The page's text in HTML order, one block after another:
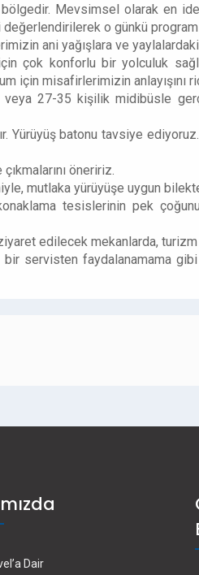
Mevsimsel olarak en
o günkü
ani yağışlara ve
çok konforlu bir yolculuk
için misafirlerimizin anlayışını
veya 27-35 kişilik midibüsle
Yürüyüş batonu tavsiye
öneririz.
mutlaka yürüyüşe uygun
tesislerinin pek
edilecek mekanlarda,
bir servisten faydalanamama
Dair